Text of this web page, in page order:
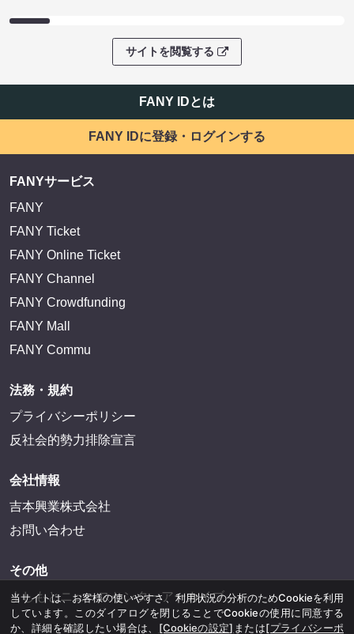
サイトを閲覧する
FANY IDとは
FANY IDに登録・ログインする
FANYサービス
FANY
FANY Ticket
FANY Online Ticket
FANY Channel
FANY Crowdfunding
FANY Mall
FANY Commu
法務・規約
プライバシーポリシー
反社会的勢力排除宣言
会社情報
吉本興業株式会社
お問い合わせ
その他
よしもとニュースセンターアーカイブ
当サイトは、お客様の使いやすさ、利用状況の分析のためCookieを利用
しています。このダイアログを閉じることでCookieの使用に同意する
か、詳細を確認したい場合は、 [Cookieの設定] または[プライバシーポ